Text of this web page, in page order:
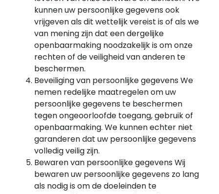
kunnen uw persoonlijke gegevens ook
vrijgeven als dit wettelijk vereist is of als we
van mening zijn dat een dergelijke
openbaarmaking noodzakelijk is om onze
rechten of de veiligheid van anderen te
beschermen.
Beveiliging van persoonlijke gegevens We
nemen redelijke maatregelen om uw
persoonlijke gegevens te beschermen
tegen ongeoorloofde toegang, gebruik of
openbaarmaking. We kunnen echter niet
garanderen dat uw persoonlijke gegevens
volledig veilig zijn.
Bewaren van persoonlijke gegevens Wij
bewaren uw persoonlijke gegevens zo lang
als nodig is om de doeleinden te